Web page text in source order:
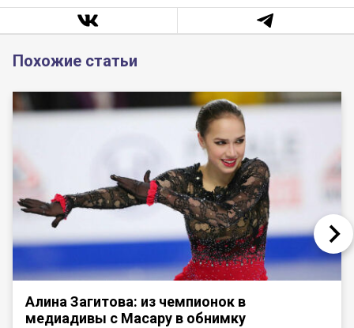
Похожие статьи
Алина Загитова: из чемпионок в
медиадивы с Масару в обнимку